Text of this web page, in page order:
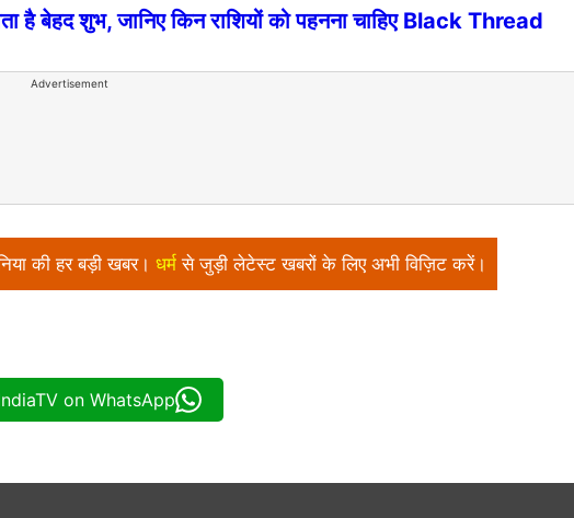
है बेहद शुभ, जानिए किन राशियों को पहनना चाहिए Black Thread
Advertisement
की हर बड़ी खबर। धर्म से जुड़ी लेटेस्ट खबरों के लिए अभी विज़िट करें।
on WhatsApp